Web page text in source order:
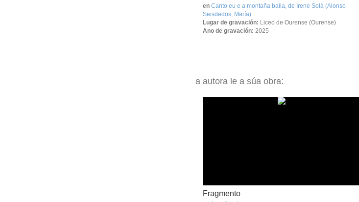
en Canto eu e a montaña baila, de Irene Solà (Alonso
Seisdedos, María)
Lugar de gravación: Liceo de Ourense (Ourense)
Ano de gravación: 2025
a autora le a súa obra:
Fragmento